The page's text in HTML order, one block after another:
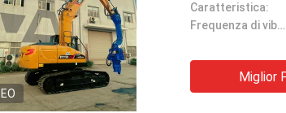
Caratteristica:
Frequenza di vibrazione:
Miglior